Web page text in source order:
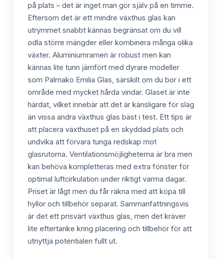
på plats – det är inget man gör själv på en timme.
Eftersom det är ett mindre växthus glas kan
utrymmet snabbt kännas begränsat om du vill
odla större mängder eller kombinera många olika
växter. Aluminiumramen är robust men kan
kännas lite tunn jämfört med dyrare modeller
som Palmako Emilia Glas, särskilt om du bor i ett
område med mycket hårda vindar. Glaset är inte
härdat, vilket innebär att det är känsligare för slag
än vissa andra växthus glas bäst i test. Ett tips är
att placera växthuset på en skyddad plats och
undvika att förvara tunga redskap mot
glasrutorna. Ventilationsmöjligheterna är bra men
kan behöva kompletteras med extra fönster för
optimal luftcirkulation under riktigt varma dagar.
Priset är lågt men du får räkna med att köpa till
hyllor och tillbehör separat. Sammanfattningsvis
är det ett prisvärt växthus glas, men det kräver
lite eftertanke kring placering och tillbehör för att
utnyttja potentialen fullt ut.